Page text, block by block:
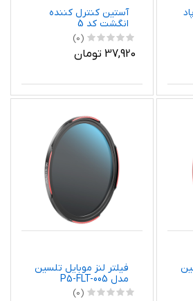
آستین کنترل کننده
انگشت کد 5
(0)
37,920 تومان
فیلتر لنز موبایل تلسین
مدل P5-FLT-005
(0)